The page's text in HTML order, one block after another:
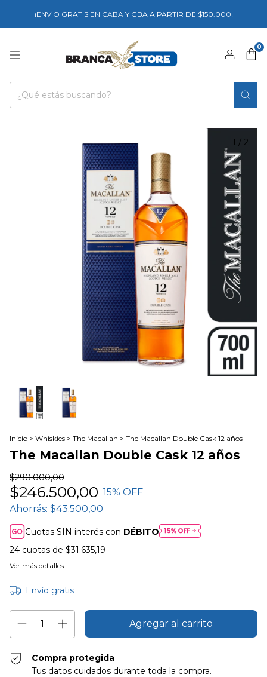
¡ENVÍO GRATIS EN CABA Y GBA A PARTIR DE $150.000!
0
1 / 2
Inicio > Whiskies > The Macallan > The Macallan Double Cask 12 años
The Macallan Double Cask 12 años
$290.000,00
$246.500,00 15% OFF
Ahorrás: $43.500,00
Cuotas SIN interés con DÉBITO
24 cuotas de $31.635,19
Ver más detalles
Envío gratis
Compra protegida
Tus datos cuidados durante toda la compra.